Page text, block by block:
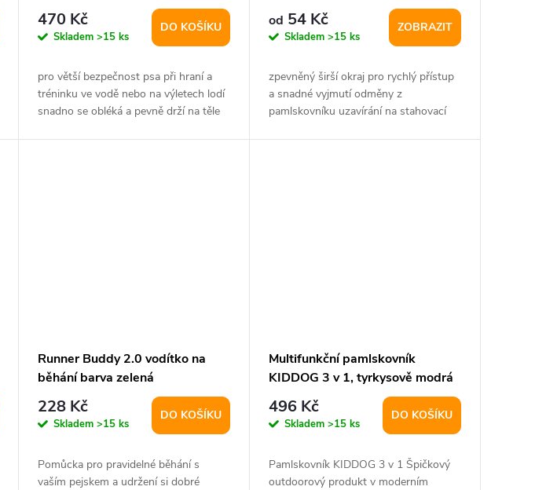
470 Kč
Skladem >15 ks
DO KOŠÍKU
pro větší bezpečnost psa při hraní a
tréninku ve vodě nebo na výletech lodí
snadno se obléká a pevně drží na těle
od 54 Kč
Skladem >15 ks
ZOBRAZIT
zpevněný širší okraj pro rychlý přístup
a snadné vyjmutí odměny z
pamlskovníku uzavírání na stahovací
Runner Buddy 2.0 vodítko na
běhání barva zelená
228 Kč
Skladem >15 ks
DO KOŠÍKU
Pomůcka pro pravidelné běhání s
vaším pejskem a udržení si dobré
Multifunkční pamlskovník
KIDDOG 3 v 1, tyrkysově modrá
496 Kč
Skladem >15 ks
DO KOŠÍKU
Pamlskovník KIDDOG 3 v 1 Špičkový
outdoorový produkt v moderním